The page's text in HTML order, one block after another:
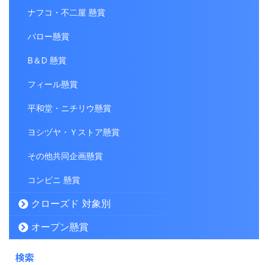
ナフコ・不二屋 懸賞
バロー懸賞
B＆D 懸賞
フィール懸賞
平和堂・ニチリウ懸賞
ヨシヅヤ・Ｙストア懸賞
その他共同企画懸賞
コンビニ 懸賞
クローズド 対象別
オープン懸賞
検索